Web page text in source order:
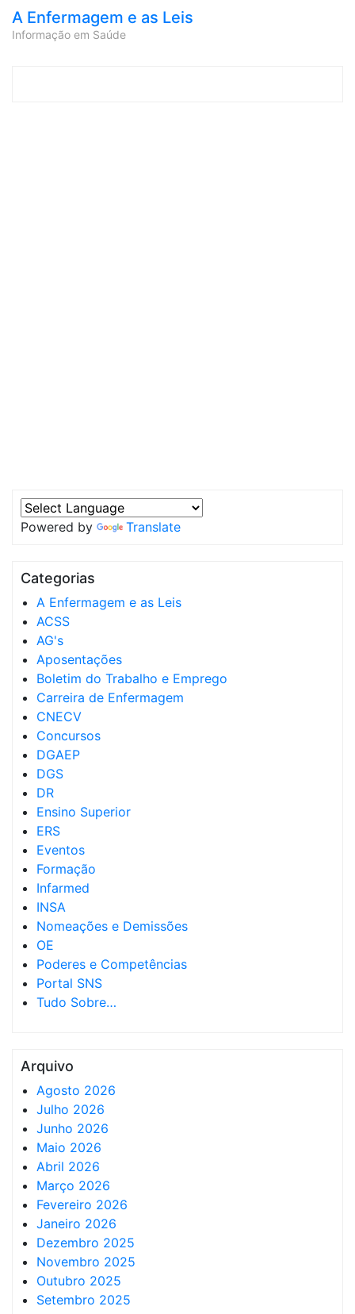
A Enfermagem e as Leis
Informação em Saúde
Powered by Translate
Categorias
A Enfermagem e as Leis
ACSS
AG's
Aposentações
Boletim do Trabalho e Emprego
Carreira de Enfermagem
CNECV
Concursos
DGAEP
DGS
DR
Ensino Superior
ERS
Eventos
Formação
Infarmed
INSA
Nomeações e Demissões
OE
Poderes e Competências
Portal SNS
Tudo Sobre…
Arquivo
Agosto 2026
Julho 2026
Junho 2026
Maio 2026
Abril 2026
Março 2026
Fevereiro 2026
Janeiro 2026
Dezembro 2025
Novembro 2025
Outubro 2025
Setembro 2025